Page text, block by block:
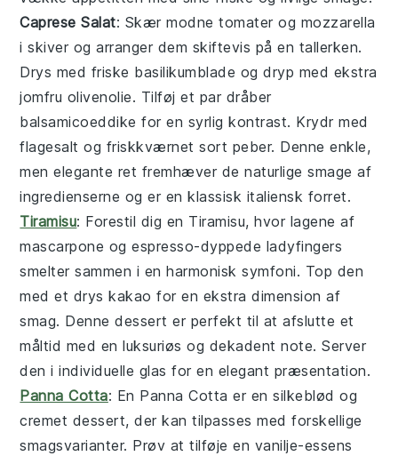
Caprese Salat: Skærmodne tomater og mozzarella
i skiver og arranger dem skiftevis på en tallerken.
Drys med friske basilikumblade og dryp med ekstra
jomfru olivenolie. Tilføj et par dråber
balsamicoeddike for en syrlig kontrast. Krydr med
flagesalt og friskkværnetsort peber. Denne enkle,
men elegante ret fremhæver de naturlige smage af
ingredienserne og er en klassisk italiensk forret.
Tiramisu: Forestil dig en Tiramisu, hvor lagene af
mascarpone ogespresso-dyppede ladyfingers
smelter sammen i en harmonisk symfoni. Top den
med et dryskakao for en ekstra dimension af
smag. Denne dessert er perfekt til at afslutte et
måltid med en luksuriøs og dekadent note. Server
den i individuelle glas for en elegant præsentation.
Panna Cotta: En Panna Cotta er en silkeblød og
cremet dessert, der kan tilpasses med forskellige
smagsvarianter. Prøv at tilføje en vanilje-essens